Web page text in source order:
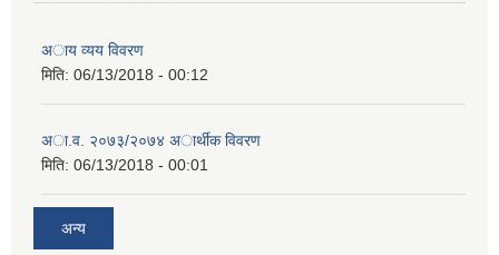
अाय व्यय विवरण
मिति: 06/13/2018 - 00:12
अा.व. २०७३/२०७४ अार्थीक विवरण
मिति: 06/13/2018 - 00:01
अन्य